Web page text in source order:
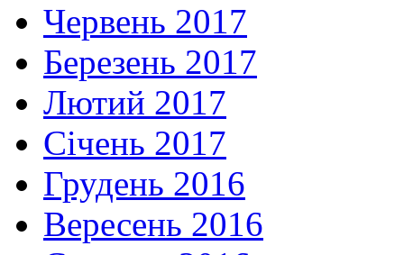
Червень 2017
Березень 2017
Лютий 2017
Січень 2017
Грудень 2016
Вересень 2016